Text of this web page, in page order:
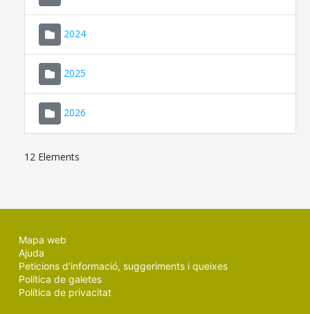
2024
2025
2026
12 Elements
Mapa web
Ajuda
Peticions d'informació, suggeriments i queixes
Política de galetes
Política de privacitat